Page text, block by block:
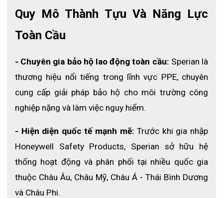
một lần với nước xà phòng nóng (50 ° C) hoặc hỗn
Rửa ở nhiệt độ tối thiểu 82 ° C. Khử trùng với một
Nó cũng có thể được làm sạch trong một máy giặt
Không làm sạch bao tay bảo vệ dây xích bằng cách
gõ nó lên bề mặt cứng
Bất kỳ găng tay nào có dấu hiệu bị mài mòn bất
thường hoặc bị mất dây chuyền phải được thay thế
Nơi bảo quản: ở nơi thoáng mát, khô và thoáng khí.
Tiêu chuẩn
Phù hợp với chỉ thị EC 89/686 / CEE.
Quy Mô Thành Tựu Và Năng Lực
Toàn Cầu
- Chuyên gia bảo hộ lao động toàn cầu: Sperian là
thương hiệu nổi tiếng trong lĩnh vực PPE, chuyên
cung cấp giải pháp bảo hộ cho môi trường công
nghiệp nặng và làm việc nguy hiểm.
- Hiện diện quốc tế mạnh mẽ: Trước khi gia nhập
Honeywell Safety Products, Sperian sở hữu hệ
thống hoạt động và phân phối tại nhiều quốc gia
thuộc Châu Âu, Châu Mỹ, Châu Á - Thái Bình Dương
và Châu Phi.